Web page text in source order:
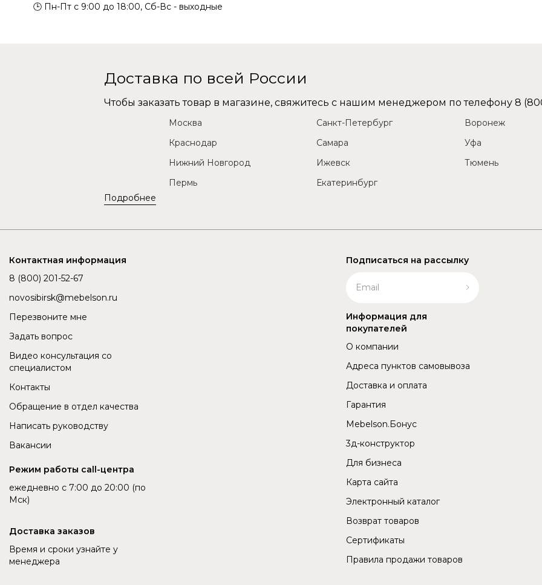
🕒 Пн-Пт с 9:00 до 18:00, Сб-Вс - выходные
Доставка по всей России
Чтобы заказать товар в магазине, свяжитесь с нашим менеджером по телефону 8
Подробнее
Москва Санкт-Петербург
Воронеж
Краснодар
Самара
Уфа
Нижний Новгород
Ижевск
Тюмень
Пермь
Екатеринбург
Контактная информация
8 (800) 201-52-67
novosibirsk@mebelson.ru
Перезвоните мне
Задать вопрос
Видео консультация со
специалистом
Контакты
Обращение в отдел качества
Написать руководству
Вакансии
Режим работы call-центра
ежедневно с 7:00 до 20:00 (по
Мск)
Доставка заказов
Время и сроки узнайте у
менеджера
Подписаться на рассылку
Информация для
покупателей
О компании
Адреса пунктов самовывоза
Доставка и оплата
Гарантия
Mebelson.Бонус
3д-конструктор
Для бизнеса
Карта сайта
Электронный каталог
Возврат товаров
Сертификаты
Правила продажи товаров